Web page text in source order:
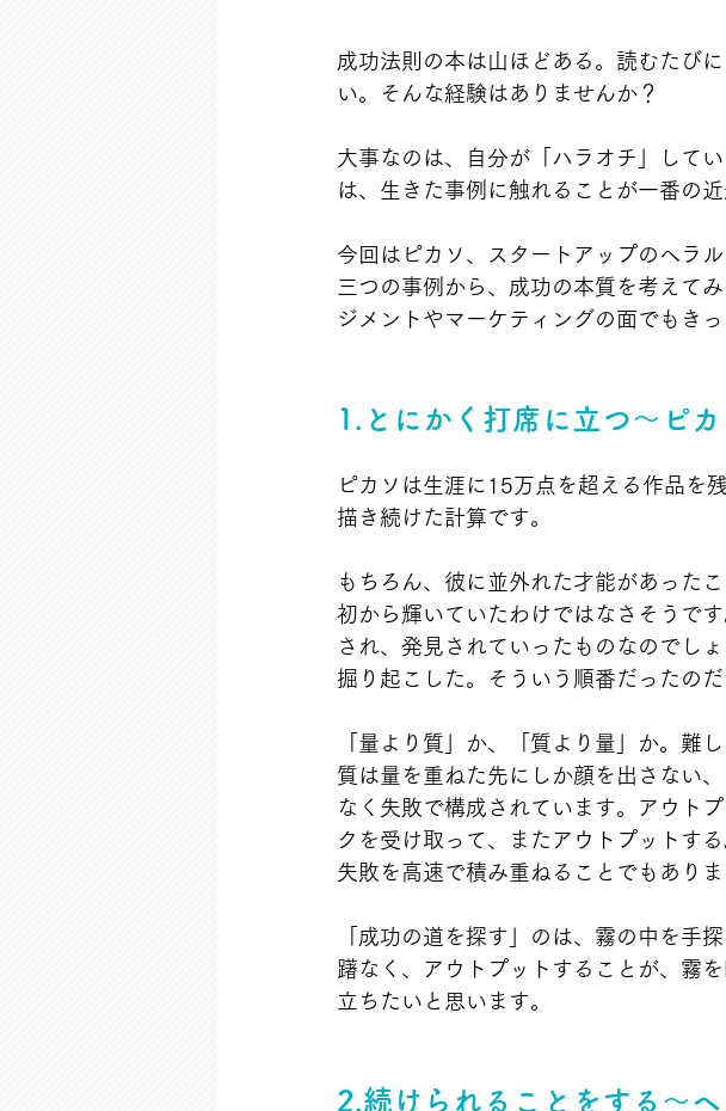
成功法則の本は山ほどある。読むたび
い。そんな経験はありませんか？
大事なのは、自分が「ハラオチ」して
は、生きた事例に触れることが一番の
今回はピカソ、スタートアップのヘラ
三つの事例から、成功の本質を考えて
ジメントやマーケティングの面でもき
1.とにかく打席に立つ～ピカ
ピカソは生涯に15万点を超える作品を
描き続けた計算です。
もちろん、彼に並外れた才能があった
初から輝いていたわけではなさそうで
され、発見されていったものなのでし
掘り起こした。そういう順番だったの
「量より質」か、「質より量」か。難
質は量を重ねた先にしか顔を出さない
なく失敗で構成されています。アウト
クを受け取って、またアウトプットす
失敗を高速で積み重ねることでもありま
「成功の道を探す」のは、霧の中を手
躇なく、アウトプットすることが、霧
立ちたいと思います。
2.続けられることをする～